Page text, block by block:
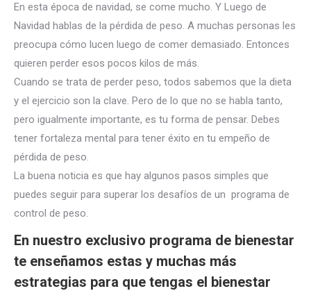
En esta época de navidad, se come mucho. Y Luego de
Navidad hablas de la pérdida de peso. A muchas personas les
preocupa cómo lucen luego de comer demasiado. Entonces
quieren perder esos pocos kilos de más.
Cuando se trata de perder peso, todos sabemos que la dieta
y el ejercicio son la clave. Pero de lo que no se habla tanto,
pero igualmente importante, es tu forma de pensar. Debes
tener fortaleza mental para tener éxito en tu empeño de
pérdida de peso.
La buena noticia es que hay algunos pasos simples que
puedes seguir para superar los desafíos de un programa de
control de peso.
En nuestro exclusivo programa de bienestar
te enseñamos estas y muchas más
estrategias para que tengas el bienestar